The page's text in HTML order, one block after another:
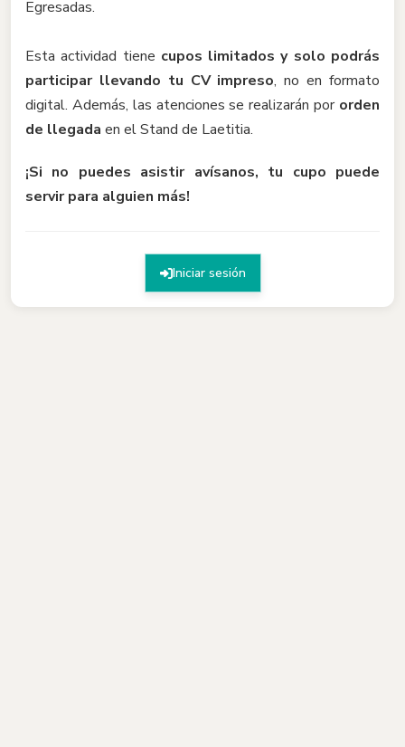
Egresadas.
Esta actividad tiene cupos limitados y solo podrás
participar llevando tu CV impreso, no en formato
digital. Además, las atenciones se realizarán por orden
de llegada en el Stand de Laetitia.
¡Si no puedes asistir avísanos, tu cupo puede
servir para alguien más!
Iniciar sesión